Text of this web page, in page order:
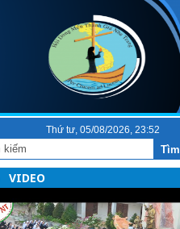
Tìm
Thứ tư, 05/08/2026, 23:52
VIDEO